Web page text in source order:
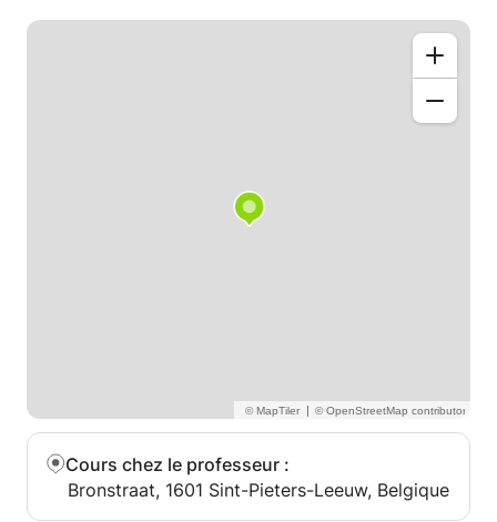
|
Cours chez le professeur :
Bronstraat, 1601 Sint-Pieters-Leeuw, Belgique